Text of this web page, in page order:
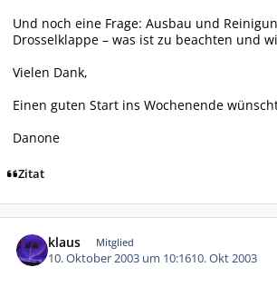
Und noch eine Frage: Ausbau und
Drosselklappe – was ist zu beachten und
Vielen Dank,
Einen guten Start ins Wochenende
Danone
Zitat
klaus Mitglied
10. Oktober 2003 um 10:1610. Okt 2003